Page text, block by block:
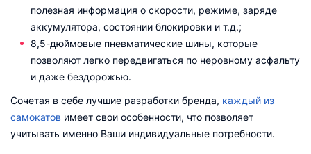
полезная информация о скорости, режиме, заряде
аккумулятора, состоянии блокировки и т.д.;
8,5-дюймовые пневматические шины, которые
позволяют легко передвигаться по неровному асфальту
и даже бездорожью.
Сочетая в себе лучшие разработки бренда, каждый из
самокатов имеет свои особенности, что позволяет
учитывать именно Ваши индивидуальные потребности.